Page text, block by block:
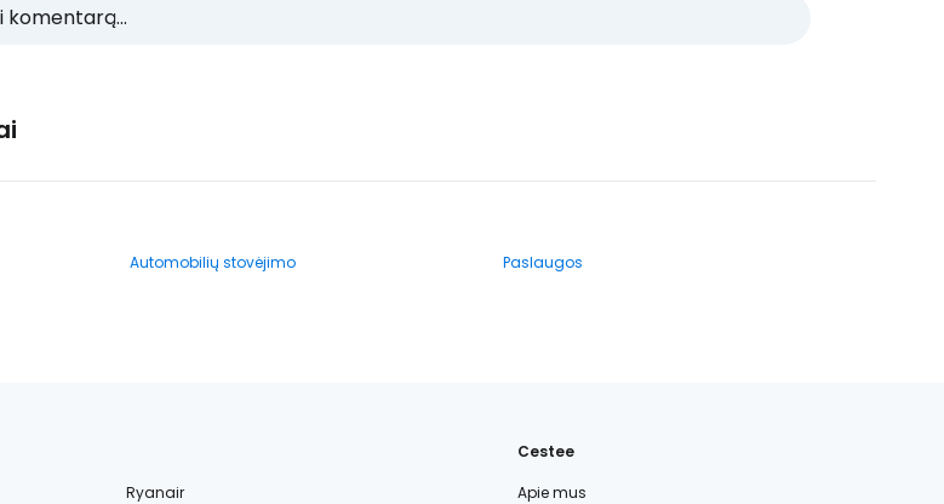
komentarą...
Automobilių stovėjimo
Paslaugos
Ryanair
Cestee
Apie mus